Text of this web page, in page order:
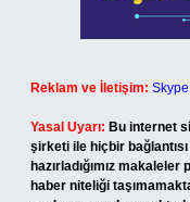
Reklam ve İletişim:
Yasal Uyarı: Bu internet
şirketi ile hiçbir
hazırladığımız
haber niteliği